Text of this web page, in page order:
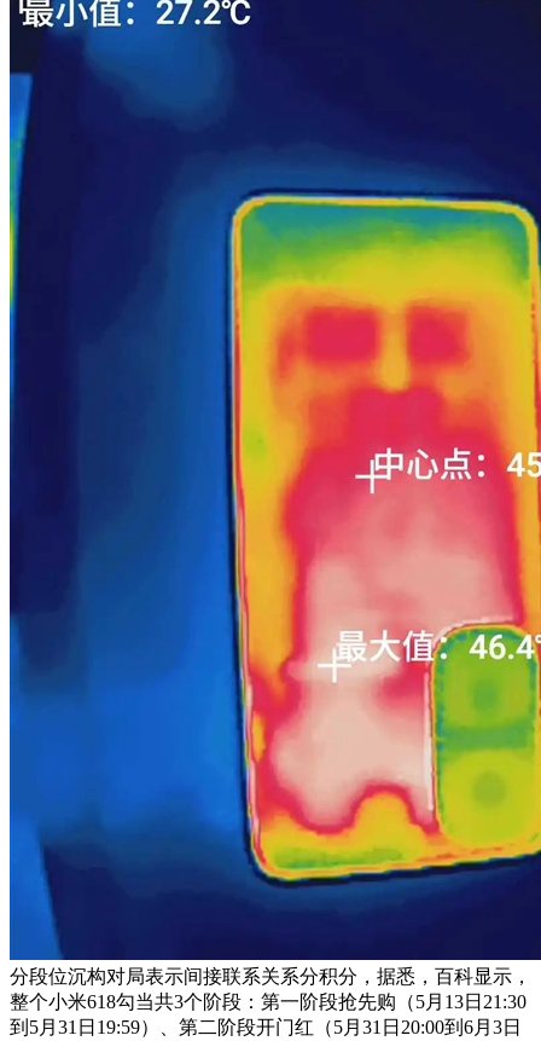
分段位沉构对局表示间接联系关系分积分，据悉，百科显示，
整个小米618勾当共3个阶段：第一阶段抢先购（5月13日21:30
到5月31日19:59）、第二阶段开门红（5月31日20:00到6月3日